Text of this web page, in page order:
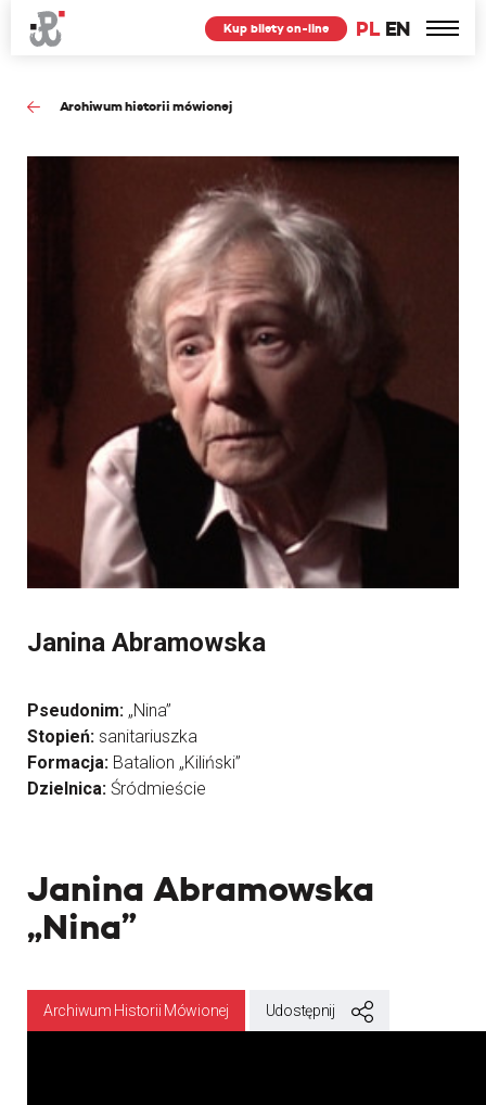
PL EN
Kup bilety on-line
Archiwum historii mówionej
Janina Abramowska
„Nina”
Archiwum Historii Mówionej Udostępnij
Janina Abramowska
Pseudonim: „Nina”
Stopień: sanitariuszka
Formacja: Batalion „Kiliński”
Dzielnica: Śródmieście